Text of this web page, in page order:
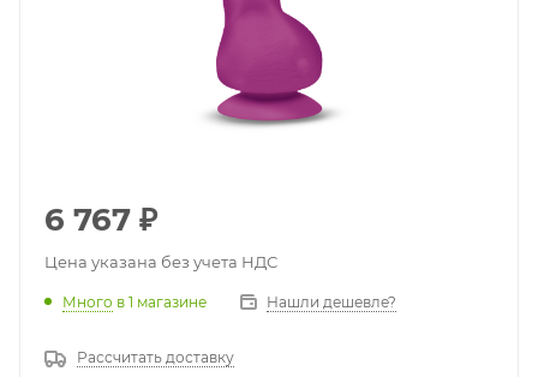
6 767 ₽
Цена указана без учета НДС
Много в 1 магазине Нашли дешевле?
Рассчитать доставку